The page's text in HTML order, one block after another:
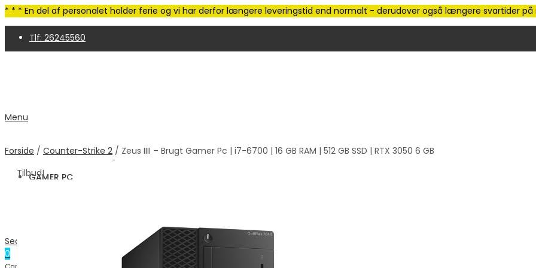
* * * En del af personalet holder ferie og vi har derfor længere leveringstid end normalt - derudover også længere svartider på
Tlf: 26245560
GAMER PC
Menu
Search
0
Forside / Counter-Strike 2 / Zeus IIII – Brugt Gamer Pc | i7-6700 | 16 GB RAM | 512 GB SSD | RTX 3050 6 GB
Tilbud!